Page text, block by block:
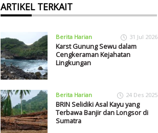
ARTIKEL TERKAIT
Berita Harian 31 Jul 2026
Karst Gunung Sewu dalam
Cengkeraman Kejahatan
Lingkungan
Berita Harian 24 Des 2025
BRIN Selidiki Asal Kayu yang
Terbawa Banjir dan Longsor di
Sumatra